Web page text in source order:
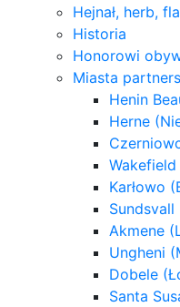
Hejnał, herb,
Historia
Honorowi
Miasta
Henin
Herne
Karłowo
Sundsvall
Akmene
Ungheni
Dobele
Santa